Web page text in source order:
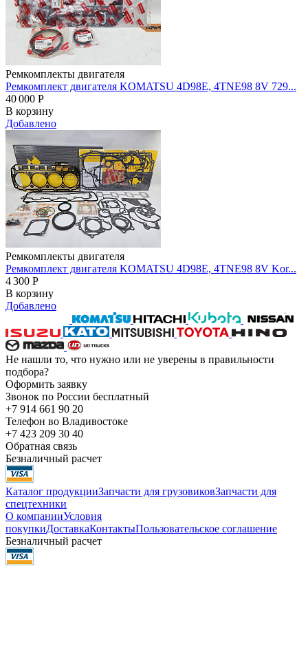
Ремкомплекты двигателя
Ремкомплект двигателя KOMATSU 4D98E, 4TNE98 8V 729...
40 000 Р
В корзину
Добавлено
Ремкомплекты двигателя
Ремкомплект двигателя KOMATSU 4D98E, 4TNE98 8V Kor...
4 300 Р
В корзину
Добавлено
Не нашли то, что нужно или не уверены в правильности
подбора?
Оформить заявку
Звонок по России бесплатный
+7 914 661 90 20
Телефон во Владивостоке
+7 423 209 30 40
Обратная связь
Безналичный расчет
Каталог продукцииЗапчасти для грузовиковЗапчасти для
спецтехники
О компанииУсловия
покупкиДоставкаКонтактыПользовательское соглашение
Безналичный расчет